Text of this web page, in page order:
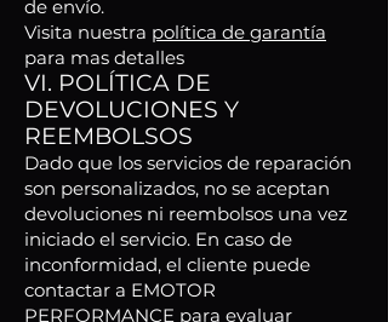
de envío.
Visita nuestra política de garantía
para mas detalles
VI. POLÍTICA DE
DEVOLUCIONES Y
REEMBOLSOS
Dado que los servicios de reparación
son personalizados, no se aceptan
devoluciones ni reembolsos una vez
iniciado el servicio. En caso de
inconformidad, el cliente puede
contactar a EMOTOR
PERFORMANCE para evaluar